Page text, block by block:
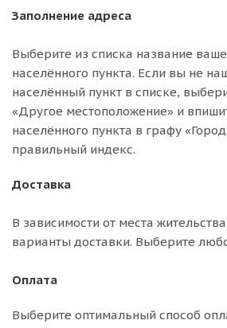
Заполнение адреса
Выберите из списка название
населённого пункта. Если вы не
населённый пункт в списке,
«Другое местоположение» и
населённого пункта в графу
правильный индекс.
Доставка
В зависимости от места
варианты доставки. Выберите
Оплата
Выберите оптимальный способ